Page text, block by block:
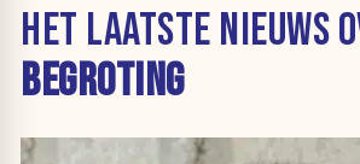
HET LAATSTE NIEUWS
BEGROTING